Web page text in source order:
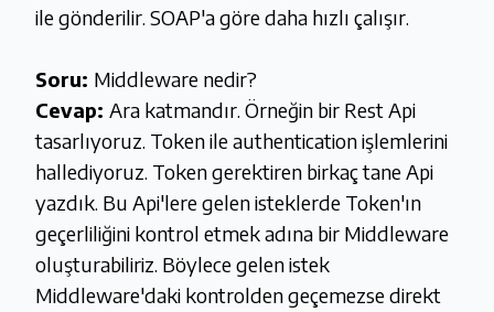
ile gönderilir. SOAP'a göre daha hızlı çalışır.
Soru: Middleware nedir?
Cevap: Ara katmandır. Örneğin bir Rest Api
tasarlıyoruz. Token ile authentication işlemlerini
hallediyoruz. Token gerektiren birkaç tane Api
yazdık. Bu Api'lere gelen isteklerde Token'ın
geçerliliğini kontrol etmek adına bir Middleware
oluşturabiliriz. Böylece gelen istek
Middleware'daki kontrolden geçemezse direkt